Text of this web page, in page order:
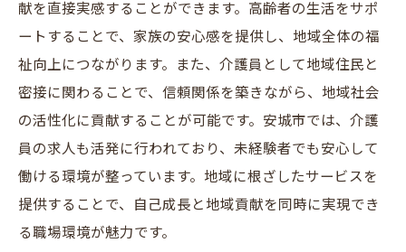
献を直接実感することができます。高齢者の生活をサポ
ートすることで、家族の安心感を提供し、地域全体の福
祉向上につながります。また、介護員として地域住民と
密接に関わることで、信頼関係を築きながら、地域社会
の活性化に貢献することが可能です。安城市では、介護
員の求人も活発に行われており、未経験者でも安心して
働ける環境が整っています。地域に根ざしたサービスを
提供することで、自己成長と地域貢献を同時に実現でき
る職場環境が魅力です。